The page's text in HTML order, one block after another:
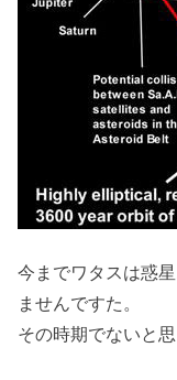
今までワタスは惑
ませんですた。
その時期でないと思